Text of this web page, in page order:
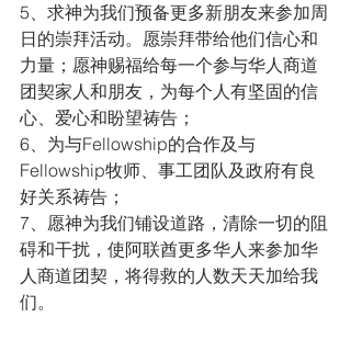
5、求神为我们预备更多新朋友来参加周
日的崇拜活动。愿崇拜带给他们信心和
力量；愿神赐福给每一个参与华人商道
团契家人和朋友，为每个人有坚固的信
心、爱心和盼望祷告；
6、为与Fellowship的合作及与
Fellowship牧师、事工团队及政府有良
好关系祷告；
7、愿神为我们铺设道路，清除一切的阻
碍和干扰，使阿联酋更多华人来参加华
人商道团契，将得救的人数天天加给我
们。